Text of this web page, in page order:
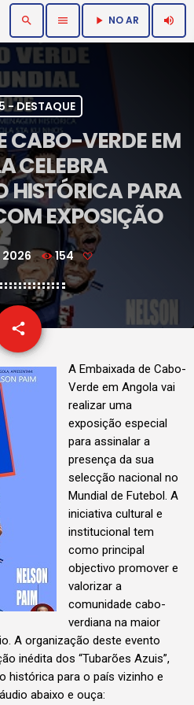
search menu play_arrow NO AR volume_up
- DESTAQUE
CABO-VERDE EM
CELEBRA
HISTÓRICA PARA
EXPOSIÇÃO
2026 154
share
email
A Embaixada de Cabo-
Verde em Angola vai
realizar uma
exposição especial
para assinalar a
presença da sua
selecção nacional no
Mundial de Futebol. A
iniciativa cultural e
institucional tem
como principal
objectivo promover e
valorizar a
comunidade cabo-
verdiana na maior
A organização deste evento
inédita dos “Tubarões Azuis”,
histórica para o país vizinho e
abaixo e ouça: